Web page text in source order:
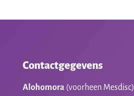
Contactgegevens
Alohomora (voorheen Mesdisc)